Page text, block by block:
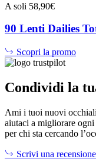
A soli 58,90€
90 Lenti Dailies
Scopri la promo
Condividi la
Ami i tuoi nuovi
aiutaci a migliorare
per chi sta cercando
Scrivi una recensione